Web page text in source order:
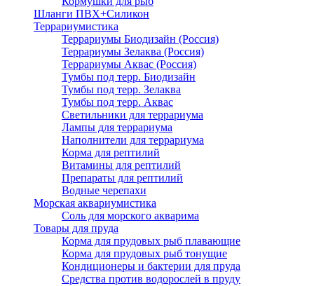
Шланги ПВХ+Силикон
Террариумистика
Террариумы Биодизайн (Россия)
Террариумы Зелаква (Россия)
Террариумы Аквас (Россия)
Тумбы под терр. Биодизайн
Тумбы под терр. Зелаква
Тумбы под терр. Аквас
Светильники для террариума
Лампы для террариума
Наполнители для террариума
Корма для рептилий
Витамины для рептилий
Препараты для рептилий
Водные черепахи
Морская аквариумистика
Соль для морского акварима
Товары для пруда
Корма для прудовых рыб плавающие
Корма для прудовых рыб тонущие
Кондиционеры и бактерии для пруда
Средства против водорослей в пруду